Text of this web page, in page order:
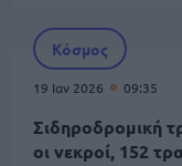
Κόσμος
19 Ιαν 2026 09:35
Σιδηροδρομική
οι νεκροί, 152